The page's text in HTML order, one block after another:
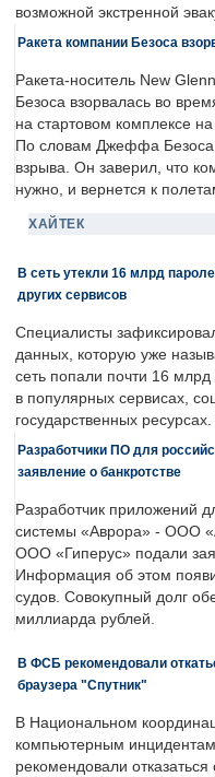
возможной экстренной
Ракета компании Безоса
Ракета-носитель New
Безоса взорвалась во
на стартовом комплексе
По словам Джеффа
взрыва. Он заверил, что
нужно, и вернется к
ХАЙТЕК
В сеть утекли 16 млрд
других сервисов
Специалисты
данных, которую уже
сеть попали почти 16 млрд
в популярных сервисах,
государственных
Разработчики ПО для
заявление о банкротстве
Разработчик приложений
системы «Аврора» - ООО
ООО «Гиперус» подали
Информация об этом
судов. Совокупный долг
миллиарда рублей.
В ФСБ рекомендовали
браузера "Спутник"
В Национальном
компьютерным
рекомендовали отказаться